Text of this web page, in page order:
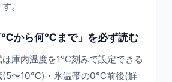
。
℃から何℃まで」を必ず読む
は庫内温度を1℃刻みで設定できる
(5〜10℃)・氷温帯の0℃前後(鮮